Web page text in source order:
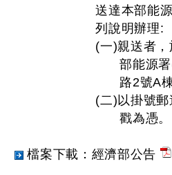
送達本部能
列說明辦理:
(一)親送者
部能源
路2號A
(二)以掛號
戳為憑。
檔案下載：經濟部公告